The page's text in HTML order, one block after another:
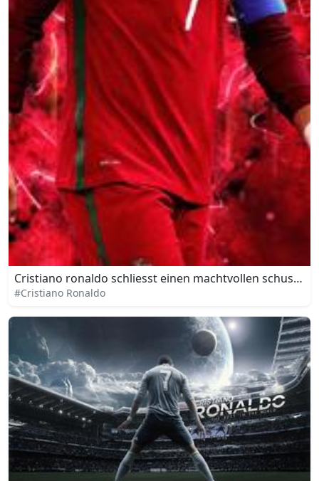
Cristiano ronaldo schliesst einen machtvollen schuss ab
#Cristiano Ronaldo